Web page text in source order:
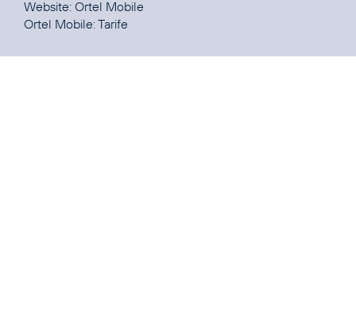
Website: Ortel Mobile
Ortel Mobile:Tarife